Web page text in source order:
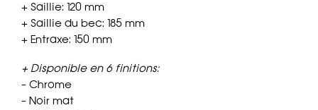
+ Saillie: 120 mm
+ Saillie du bec: 185 mm
+ Entraxe: 150 mm
+ Disponible en 6 finitions:
– Chrome
– Noir mat